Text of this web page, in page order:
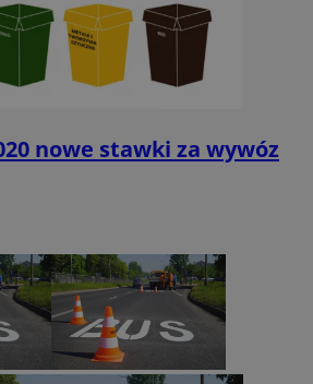
nowe stawki za wywóz